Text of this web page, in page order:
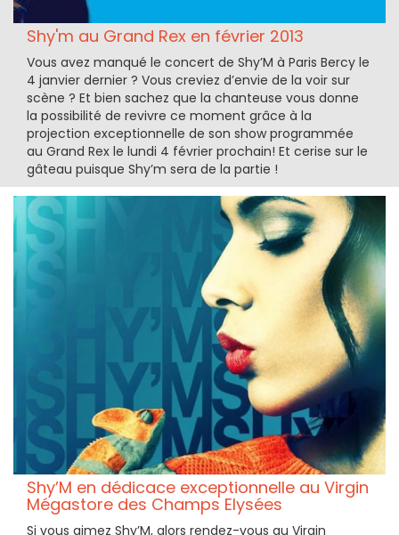
Shy'm au Grand Rex en février 2013
Vous avez manqué le concert de Shy’M à Paris Bercy le
4 janvier dernier ? Vous creviez d’envie de la voir sur
scène ? Et bien sachez que la chanteuse vous donne
la possibilité de revivre ce moment grâce à la
projection exceptionnelle de son show programmée
au Grand Rex le lundi 4 février prochain! Et cerise sur le
gâteau puisque Shy’m sera de la partie !
Shy’M en dédicace exceptionnelle au Virgin
Mégastore des Champs Elysées
Si vous aimez Shy’M, alors rendez-vous au Virgin